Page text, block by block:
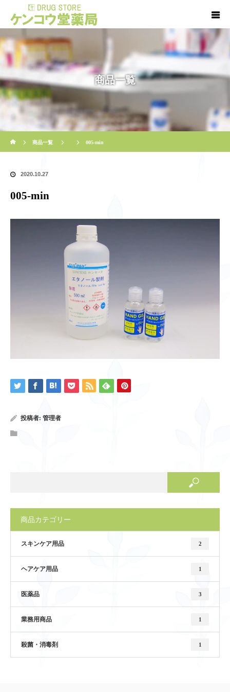
商品一覧
商品一覧
005-min
2020.10.27
005-min
投稿者: 管理者
商品カテゴリー
スキンケア用品 2
ヘアケア用品 1
医薬品 3
業務用商品 1
殺菌・消毒剤 1